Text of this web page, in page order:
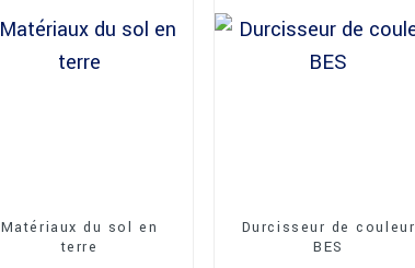
Matériaux du sol en
terre
Durcisseur de couleur
BES